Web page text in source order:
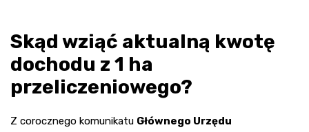
Skąd wziąć aktualną kwotę
dochodu z 1 ha
przeliczeniowego?
Z corocznego komunikatu Głównego Urzędu